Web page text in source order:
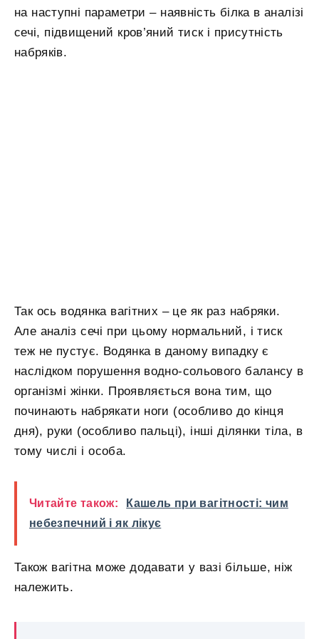
на наступні параметри – наявність білка в аналізі
сечі, підвищений кров’яний тиск і присутність
набряків.
Так ось водянка вагітних – це як раз набряки.
Але аналіз сечі при цьому нормальний, і тиск
теж не пустує. Водянка в даному випадку є
наслідком порушення водно-сольового балансу в
організмі жінки. Проявляється вона тим, що
починають набрякати ноги (особливо до кінця
дня), руки (особливо пальці), інші ділянки тіла, в
тому числі і особа.
Читайте також:
Кашель при вагітності: чим
небезпечний і як лікує
Також вагітна може додавати у вазі більше, ніж
належить.